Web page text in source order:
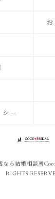
ー
なら結婚相談所
RIGHTS